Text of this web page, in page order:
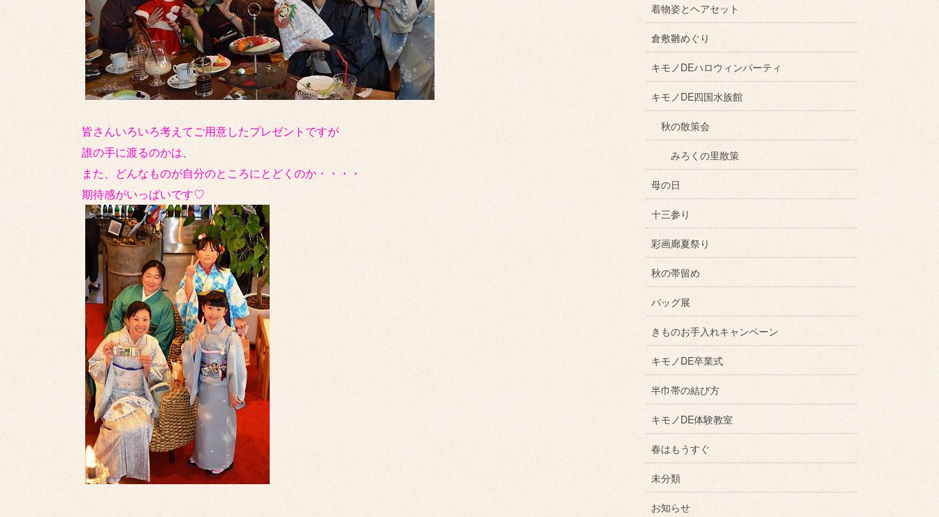
皆さんいろいろ考えてご用意したプレゼントですが
誰の手に渡るのかは、
また、どんなものが自分のところにとどくのか・・・・
期待感がいっぱいです♡
着物姿とヘアセット
倉敷雛めぐり
キモノDEハロウィンパーティ
キモノDE四国水族館
秋の散策会
みろくの里散策
母の日
十三参り
彩画廊夏祭り
秋の帯留め
バッグ展
きものお手入れキャンペーン
キモノDE卒業式
半巾帯の結び方
キモノDE体験教室
春はもうすぐ
未分類
お知らせ